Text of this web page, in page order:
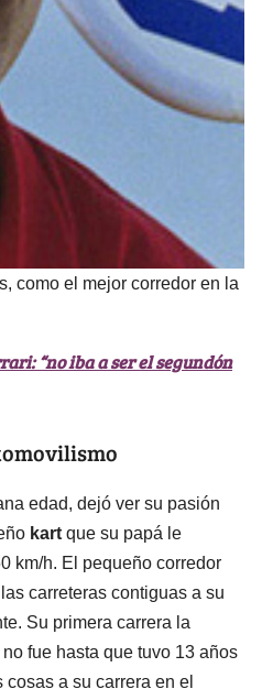
como el mejor corredor en la
“no iba a ser el segundón
edad, dejó ver su pasión
kart que su papá le
km/h. El pequeño corredor
carreteras contiguas a su
Su primera carrera la
fue hasta que tuvo 13 años
a su carrera en el